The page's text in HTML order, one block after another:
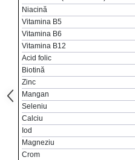
Niacină
Vitamina B5
Vitamina B6
Vitamina B12
Acid folic
Biotină
Zinc
Mangan
Seleniu
Calciu
Iod
Magneziu
Crom